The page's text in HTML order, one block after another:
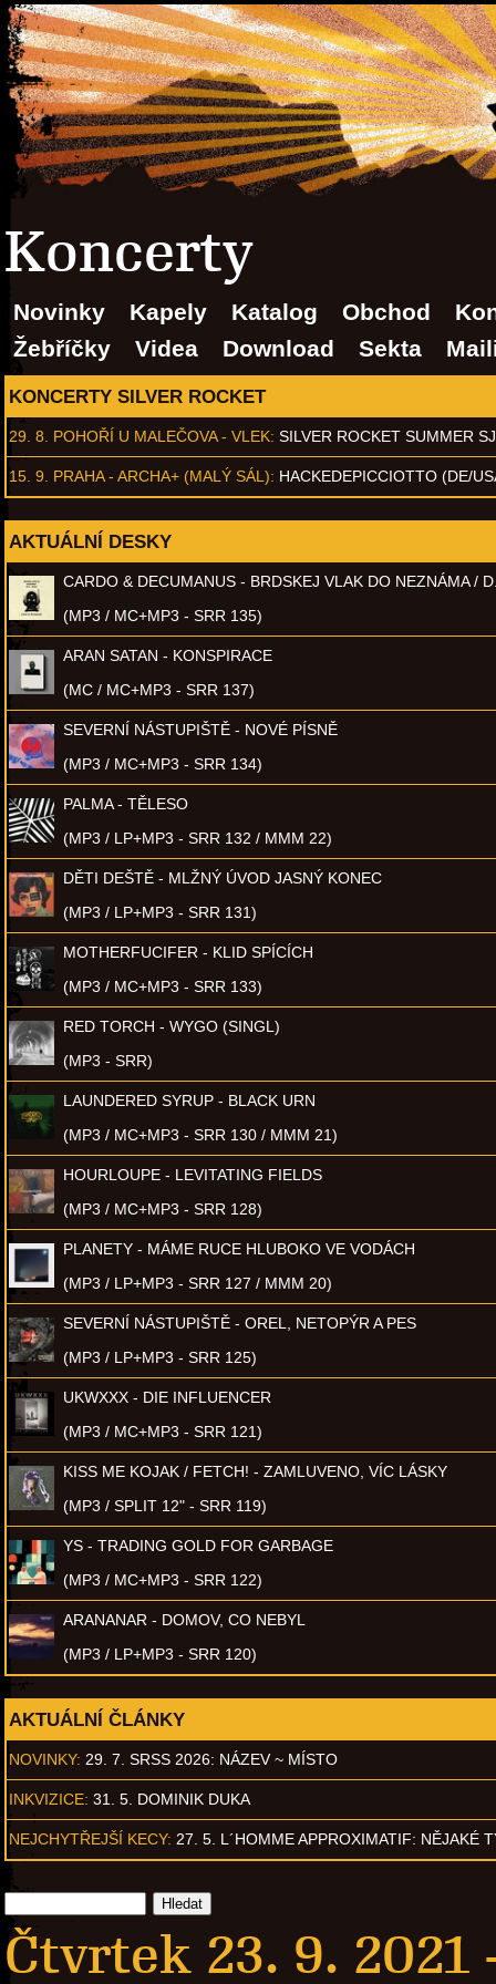
Koncerty
Novinky Kapely Katalog Obchod
Žebříčky
Videa Download Sekta
KONCERTY SILVER ROCKET
29. 8. POHOŘÍ U MALEČOVA - VLEK: SILVER ROCKET SUMMER
15. 9. PRAHA - ARCHA+ (MALÝ SÁL): HACKEDEPICCIOTTO (DE/
AKTUÁLNÍ DESKY
CARDO & DECUMANUS - BRDSKEJ VLAK DO NEZNÁMA /
(MP3 / MC+MP3 - SRR 135)
ARAN SATAN - KONSPIRACE
(MC / MC+MP3 - SRR 137)
SEVERNÍ NÁSTUPIŠTĚ - NOVÉ PÍSNĚ
(MP3 / MC+MP3 - SRR 134)
PALMA - TĚLESO
(MP3 / LP+MP3 - SRR 132 / MMM 22)
DĚTI DEŠTĚ - MLŽNÝ ÚVOD JASNÝ KONEC
(MP3 / LP+MP3 - SRR 131)
MOTHERFUCIFER - KLID SPÍCÍCH
(MP3 / MC+MP3 - SRR 133)
RED TORCH - WYGO (SINGL)
(MP3 - SRR)
LAUNDERED SYRUP - BLACK URN
(MP3 / MC+MP3 - SRR 130 / MMM 21)
HOURLOUPE - LEVITATING FIELDS
(MP3 / MC+MP3 - SRR 128)
PLANETY - MÁME RUCE HLUBOKO VE VODÁCH
(MP3 / LP+MP3 - SRR 127 / MMM 20)
SEVERNÍ NÁSTUPIŠTĚ - OREL, NETOPÝR A PES
(MP3 / LP+MP3 - SRR 125)
UKWXXX - DIE INFLUENCER
(MP3 / MC+MP3 - SRR 121)
KISS ME KOJAK / FETCH! - ZAMLUVENO, VÍC LÁSKY
(MP3 / SPLIT 12" - SRR 119)
YS - TRADING GOLD FOR GARBAGE
(MP3 / MC+MP3 - SRR 122)
ARANANAR - DOMOV, CO NEBYL
(MP3 / LP+MP3 - SRR 120)
AKTUÁLNÍ ČLÁNKY
NOVINKY: 29. 7. SRSS 2026: NÁZEV ~ MÍSTO
INKVIZICE: 31. 5. DOMINIK DUKA
NEJCHYTŘEJŠÍ KECY: 27. 5. L´HOMME APPROXIMATIF: NĚJAKÉ
Čtvrtek 23. 9. 2021